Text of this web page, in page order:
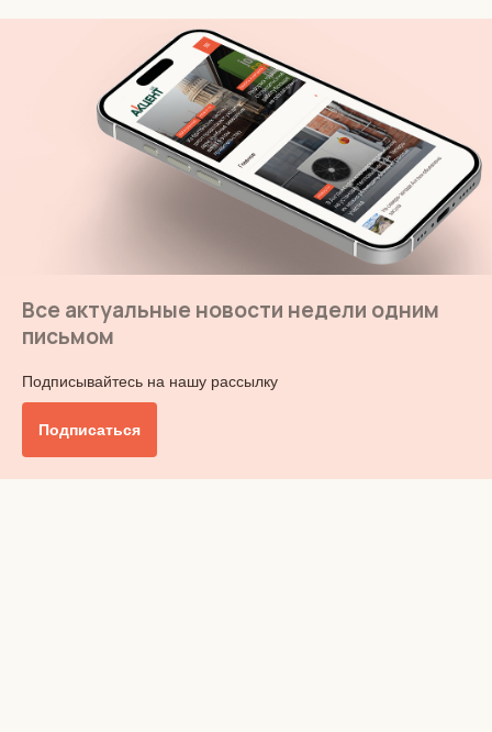
Все актуальные новости недели одним
письмом
Подписывайтесь на нашу рассылку
Подписаться